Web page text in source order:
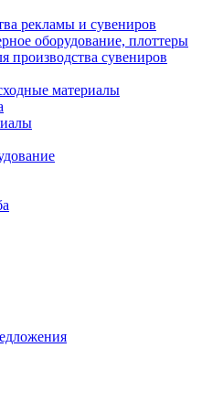
рекламы и сувениров
оборудование, плоттеры
производства сувениров
материалы